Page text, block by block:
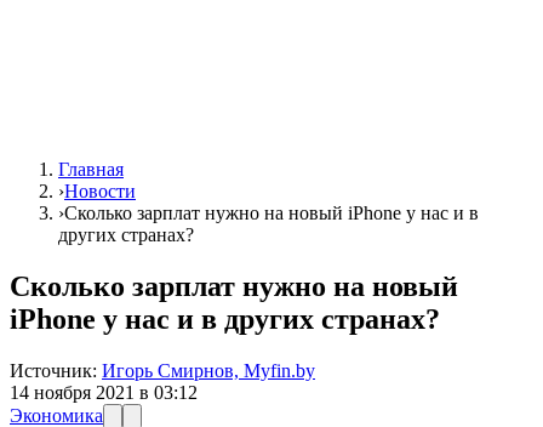
Главная
›Новости
›Сколько зарплат нужно на новый iPhone у нас и в
других странах?
Сколько зарплат нужно на новый
iPhone у нас и в других странах?
Источник: Игорь Смирнов, Myfin.by
14 ноября 2021 в 03:12
Экономика